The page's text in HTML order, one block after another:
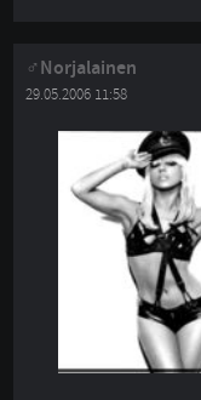
Norjalainen
29.05.2006 11:58